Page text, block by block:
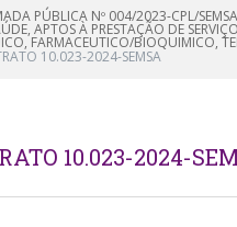
PÚBLICA Nº 004/2023-CPL/
APTOS À PRESTAÇÃO DE
FARMACEUTICO/BIOQUIMICO,
10.023-2024-SEMSA
10.023-2024-